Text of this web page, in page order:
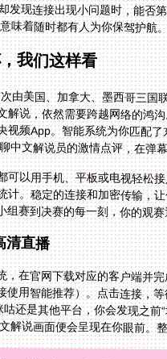
味着随时都有人为你保驾护航
我们这样看
由美国、加拿大、墨西哥三国
解说，依然需要跨越网络的鸿
视频App。智能系统为你匹配
中文解说员的激情点评，在弹
以用手机、平板或电视轻松
。稳定的连接和加密传输，
赛到决赛的每一刻，你的观
清直播
在官网下载对应的客户端并
用智能推荐）。点击连接，
还是其他平台，你会发现之前
解说画面便会呈现在你眼前。